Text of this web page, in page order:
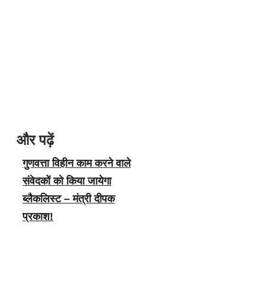
और पढ़ें
गुणवत्ता विहीन काम करने वाले
संवेदकों को किया जायेगा
ब्लैकलिस्ट – मंत्री दीपक
प्रकाश!